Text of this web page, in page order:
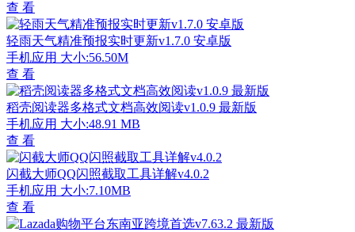
查 看
轻雨天气精准预报实时更新v1.7.0 安卓版
手机应用 大小:56.50M
查 看
稻壳阅读器多格式文档高效阅读v1.0.9 最新版
手机应用 大小:48.91 MB
查 看
闪截大师QQ闪照截取工具详解v4.0.2
手机应用 大小:7.10MB
查 看